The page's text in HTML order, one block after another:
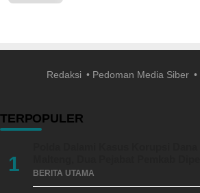
Redaksi Pedoman Media Siber
TERPOPULER
1 BERITA UTAMA